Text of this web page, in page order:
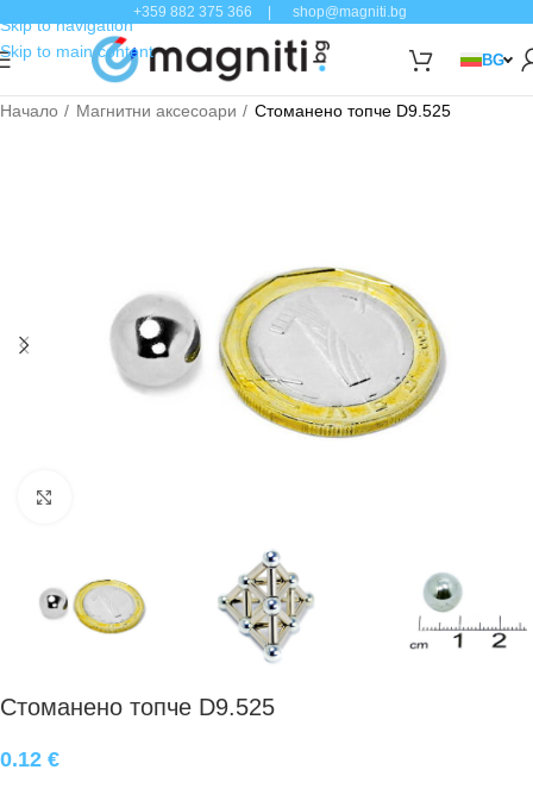
Skip to navigation
Skip to main content
+359 882 375 366 shop@magniti.bg
BG
Начало Магнитни аксесоари Стоманено топче D9.525
Стоманено топче D9.525
0.12 €